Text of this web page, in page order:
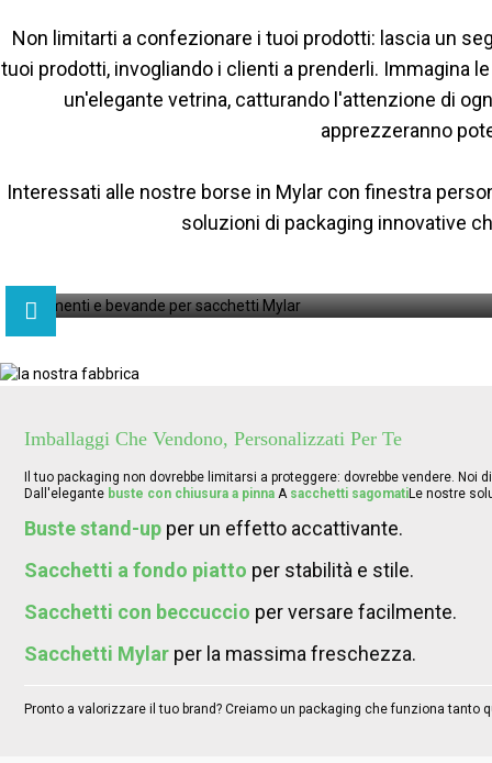
Non limitarti a confezionare i tuoi prodotti: lascia un
tuoi prodotti, invogliando i clienti a prenderli. Immagina
un'elegante vetrina, catturando l'attenzione di
apprezzeranno
Interessati alle nostre borse in Mylar con finestra
soluzioni di packaging innovative
Imballaggi Che Vendono, Personalizzati Per Te
Il tuo packaging non dovrebbe limitarsi a proteggere: dovrebbe vendere.
Dall'elegante buste con chiusura a pinnaA sacchetti sagomatiLe nostre
Buste stand-upper un effetto accattivante.
Sacchetti a fondo piatto per stabilità e stile.
Sacchetti con beccuccio per versare facilmente.
Sacchetti Mylarper la massima freschezza.
Pronto a valorizzare il tuo brand? Creiamo un packaging che funziona tanto